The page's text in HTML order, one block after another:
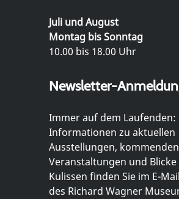
Juli und August
Montag bis Sonntag
10.00 bis 18.00 Uhr
Newsletter-
Immer auf dem Laufenden:
Informationen zu aktuellen
Ausstellungen, kommenden
Veranstaltungen und
Kulissen finden Sie im E-
des Richard Wagner